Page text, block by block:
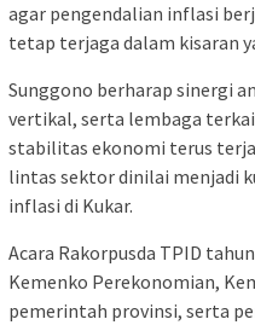
agar pengendalian inflasi
tetap terjaga dalam kisaran
Sunggono berharap sinergi
vertikal, serta lembaga
stabilitas ekonomi terus
lintas sektor dinilai menjadi
inflasi di Kukar.
Acara Rakorpusda TPID
Kemenko Perekonomian,
pemerintah provinsi, serta